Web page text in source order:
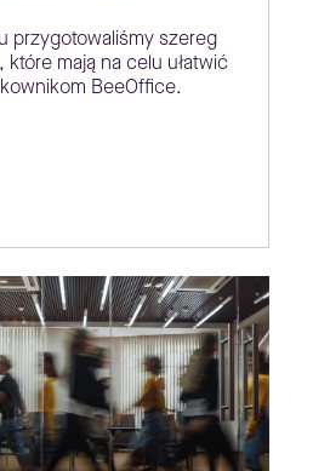
przygotowaliśmy szereg
mają na celu ułatwić
BeeOffice.